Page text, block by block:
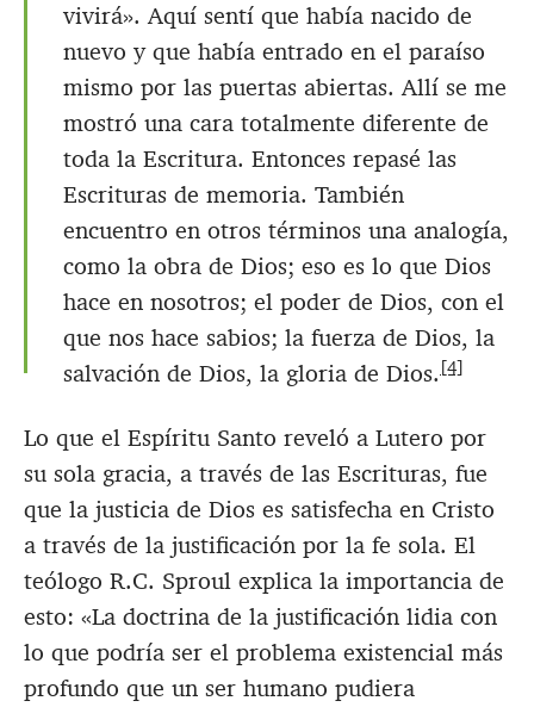
vivirá». Aquí sentí que había nacido de
nuevo y que había entrado en el paraíso
mismo por las puertas abiertas. Allí se me
mostró una cara totalmente diferente de
toda la Escritura. Entonces repasé las
Escrituras de memoria. También
encuentro en otros términos una analogía,
como la obra de Dios; eso es lo que Dios
hace en nosotros; el poder de Dios, con el
que nos hace sabios; la fuerza de Dios, la
salvación de Dios, la gloria de Dios. [4]
Lo que el Espíritu Santo reveló a Lutero por
su sola gracia, a través de las Escrituras, fue
que la justicia de Dios es satisfecha en Cristo
a través de la justificación por la fe sola. El
teólogo R.C. Sproul explica la importancia de
esto: «La doctrina de la justificación lidia con
lo que podría ser el problema existencial más
profundo que un ser humano pudiera